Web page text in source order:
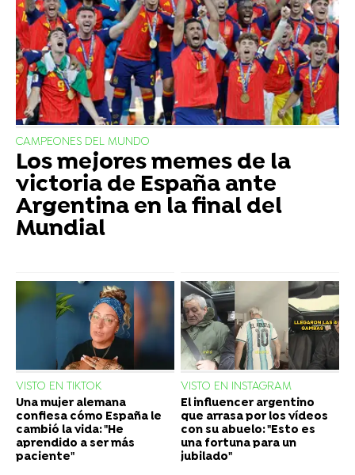
CAMPEONES DEL MUNDO
Los mejores memes de la
victoria de España ante
Argentina en la final del
Mundial
VISTO EN TIKTOK
Una mujer alemana
confiesa cómo España le
cambió la vida: "He
aprendido a ser más
paciente"
VISTO EN INSTAGRAM
El influencer argentino
que arrasa por los vídeos
con su abuelo: "Esto es
una fortuna para un
jubilado"